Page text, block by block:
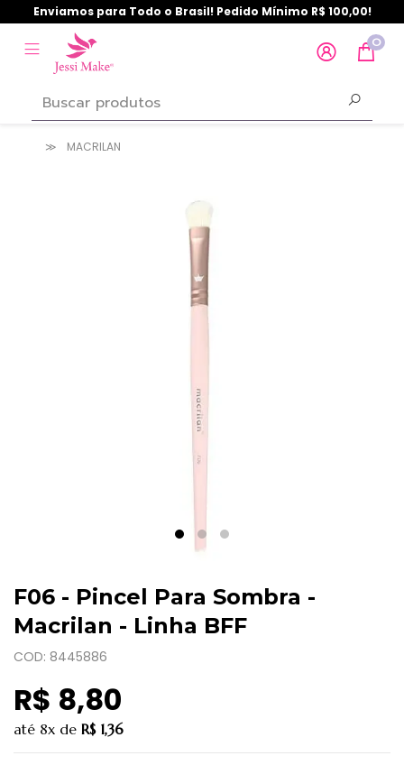
Enviamos para Todo o Brasil! Pedido Mínimo R$ 100,00!
0
MACRILAN
F06 - Pincel Para Sombra -
Macrilan - Linha BFF
COD: 8445886
R$ 8,80
até 8x de R$ 1,36